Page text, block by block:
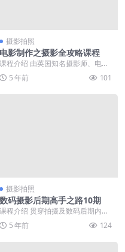
摄影拍照
电影制作之摄影全攻略课程
课程介绍 由英国知名摄影师、电影
制片人Philip Bloom主讲的摄影课
程在新...
5 年前 101
摄影拍照
数码摄影后期高手之路10期
课程介绍 贯穿拍摄及数码后期内
容，名师讲解透彻易懂。现在不管
你是拍摄人物像还是风...
5 年前 124